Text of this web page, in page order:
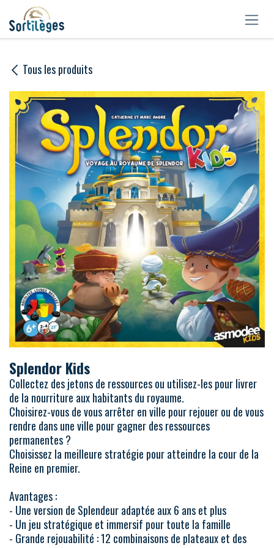
Se rendre au contenu
Tous les produits
Splendor Kids
Collectez des jetons de ressources ou utilisez-les pour livrer
de la nourriture aux habitants du royaume.
Choisirez-vous de vous arrêter en ville pour rejouer ou de vous
rendre dans une ville pour gagner des ressources
permanentes ?
Choisissez la meilleure stratégie pour atteindre la cour de la
Reine en premier.
Avantages :
- Une version de Splendeur adaptée aux 6 ans et plus
- Un jeu stratégique et immersif pour toute la famille
- Grande rejouabilité : 12 combinaisons de plateaux et des